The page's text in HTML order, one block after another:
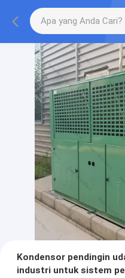
Kondensor pendingin
industri untuk sistem